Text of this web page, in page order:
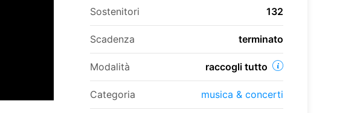
Sostenitori 132
Scadenza terminato
Modalità raccogli tutto
Categoria musica & concerti